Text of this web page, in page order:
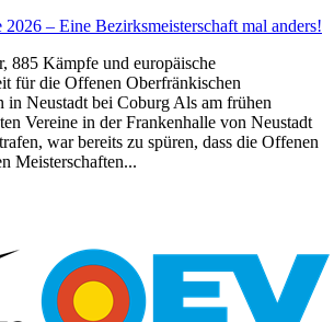
2026 – Eine Bezirksmeisterschaft mal anders!
885 Kämpfe und europäische
für die Offenen Oberfränkischen
in Neustadt bei Coburg Als am frühen
Vereine in der Frankenhalle von Neustadt
war bereits zu spüren, dass die Offenen
Meisterschaften...